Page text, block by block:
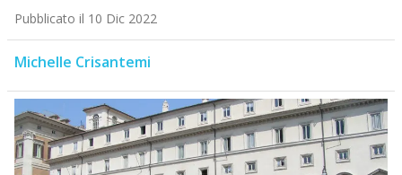
Pubblicato il 10 Dic 2022
Michelle Crisantemi